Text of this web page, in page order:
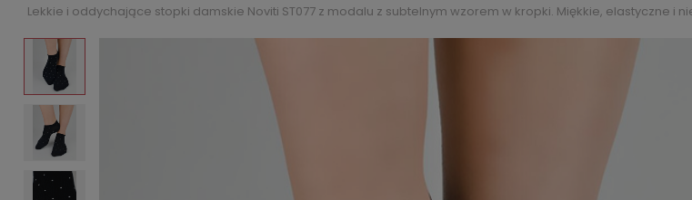
Lekkie i oddychające stopki damskie Noviti ST077 z modalu z subtelnym wzorem w kropki. Miękkie, elastyczne i